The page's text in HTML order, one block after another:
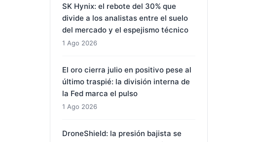
1 Ago 2026
SK Hynix: el rebote del 30% que
divide a los analistas entre el suelo
1 Ago 2026
El oro cierra julio en positivo pese al
último traspié: la división interna de
1 Ago 2026